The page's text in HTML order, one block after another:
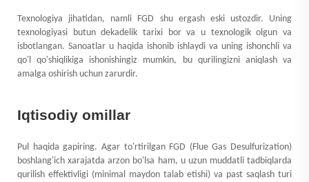
Texnologiya jihatidan, namli FGD shu ergash eski ustozdir. Uning
texnologiyasi butun dekadelik tarixi bor va u texnologik olgun va
isbotlangan. Sanoatlar u haqida ishonib ishlaydi va uning ishonchli va
qo'l qo'shiqlikiga ishonishingiz mumkin, bu qurilingizni aniqlash va
amalga oshirish uchun zarurdir.
Iqtisodiy omillar
Pul haqida gapiring. Agar to'rtirilgan FGD (Flue Gas Desulfurization)
boshlang'ich xarajatda arzon bo'lsa ham, u uzun muddatli tadbiqlarda
qurilish effektivligi (minimal maydon talab etishi) va past saqlash turi